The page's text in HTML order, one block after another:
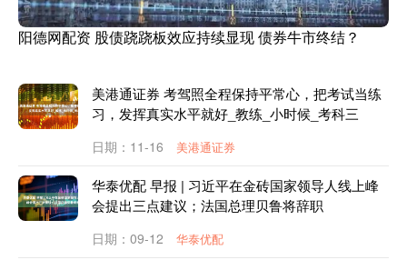
阳德网配资 股债跷跷板效应持续显现 债券牛市终结？
美港通证券 考驾照全程保持平常心，把考试当练
习，发挥真实水平就好_教练_小时候_考科三
日期：11-16 美港通证券
华泰优配 早报 | 习近平在金砖国家领导人线上峰
会提出三点建议；法国总理贝鲁将辞职
日期：09-12 华泰优配